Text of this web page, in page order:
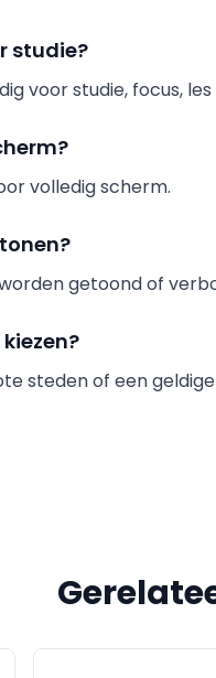
studie?
voor studie, focus,
volledig scherm.
getoond of
steden of een geldige